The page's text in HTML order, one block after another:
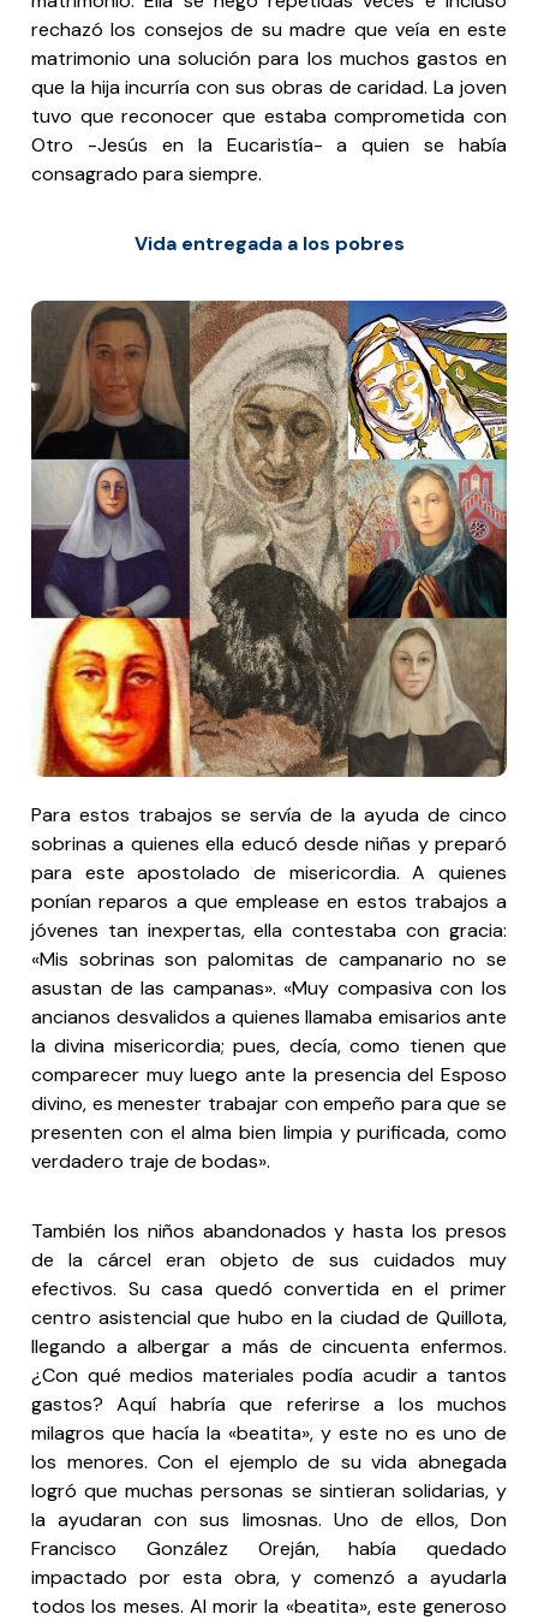
rechazó los consejos de su madre que veía en este
matrimonio una solución para los muchos gastos en
que la hija incurría con sus obras de caridad. La joven
tuvo que reconocer que estaba comprometida con
Otro -Jesús en la Eucaristía- a quien se había
consagrado para siempre.
Vida entregada a los pobres
Para estos trabajos se servía de la ayuda de cinco
sobrinas a quienes ella educó desde niñas y preparó
para este apostolado de misericordia. A quienes
ponían reparos a que emplease en estos trabajos a
jóvenes tan inexpertas, ella contestaba con gracia:
«Mis sobrinas son palomitas de campanario no se
asustan de las campanas». «Muy compasiva con los
ancianos desvalidos a quienes llamaba emisarios ante
la divina misericordia; pues, decía, como tienen que
comparecer muy luego ante la presencia del Esposo
divino, es menester trabajar con empeño para que se
presenten con el alma bien limpia y purificada, como
verdadero traje de bodas».
También los niños abandonados y hasta los presos
de la cárcel eran objeto de sus cuidados muy
efectivos. Su casa quedó convertida en el primer
centro asistencial que hubo en la ciudad de Quillota,
llegando a albergar a más de cincuenta enfermos.
¿Con qué medios materiales podía acudir a tantos
gastos? Aquí habría que referirse a los muchos
milagros que hacía la «beatita», y este no es uno de
los menores. Con el ejemplo de su vida abnegada
logró que muchas personas se sintieran solidarias, y
la ayudaran con sus limosnas. Uno de ellos, Don
Francisco González Oreján, había quedado
impactado por esta obra, y comenzó a ayudarla
todos los meses. Al morir la «beatita», este generoso